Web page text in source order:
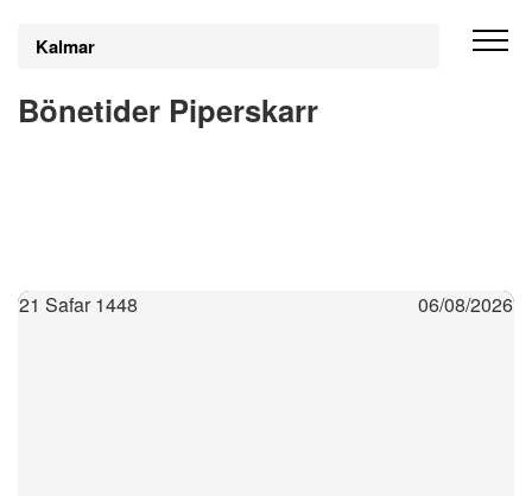
Kalmar
Bönetider Piperskarr
21 Safar 1448 06/08/2026